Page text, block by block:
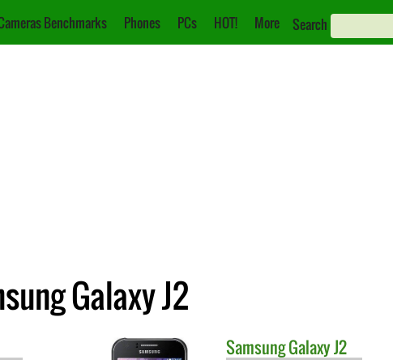
Benchmarks Phones PCs HOT! More Search
Galaxy J2
SamsungGalaxy J2